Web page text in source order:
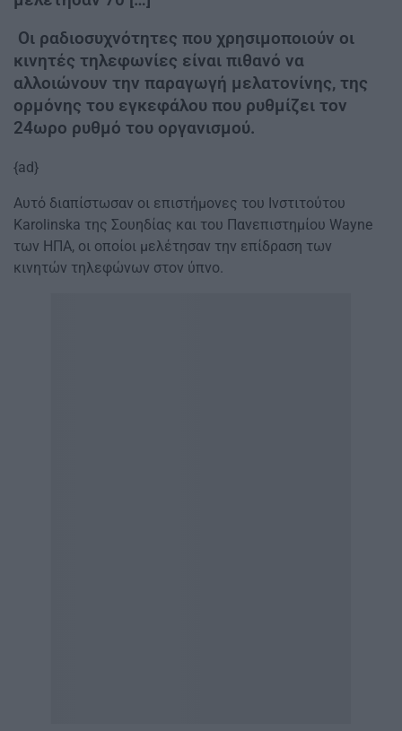
Οι ραδιοσυχνότητες που χρησιμοποιούν οι
κινητές τηλεφωνίες είναι πιθανό να
αλλοιώνουν την παραγωγή μελατονίνης, της
ορμόνης του εγκεφάλου που ρυθμίζει τον
24ωρο ρυθμό του οργανισμού.
{ad}
Αυτό διαπίστωσαν οι επιστήμονες του Ινστιτούτου
Karolinska της Σουηδίας και του Πανεπιστημίου Wayne
των ΗΠΑ, οι οποίοι μελέτησαν την επίδραση των
κινητών τηλεφώνων στον ύπνο.